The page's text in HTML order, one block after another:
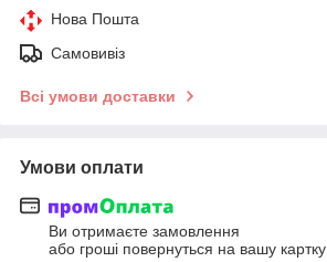
Нова Пошта
Самовивіз
Всі умови доставки
Умови оплати
Ви отримаєте замовлення
або гроші повернуться на вашу картку